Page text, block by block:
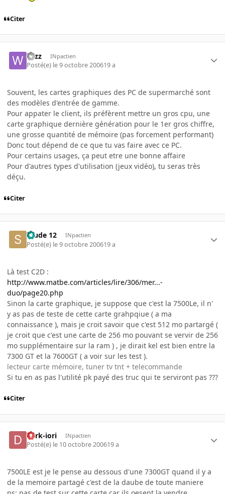
Citer
wizz INpactien
Posté(e) le 9 octobre 200619 a
Souvent, les cartes graphiques des PC de supermarché sont
des modèles d'entrée de gamme.
Pour appater le client, ils préfèrent mettre un gros cpu, une
carte graphique dernière génération pour le 1er gros chiffre,
une grosse quantité de mémoire (pas forcement performant)
Donc tout dépend de ce que tu vas faire avec ce PC.
Pour certains usages, ça peut etre une bonne affaire
Pour d'autres types d'utilisation (jeux vidéo), tu seras très
déçu.
Citer
Stude 12 INpactien
Posté(e) le 9 octobre 200619 a
Là test C2D :
http://www.matbe.com/articles/lire/306/mer...-
duo/page20.php
Sinon la carte graphique, je suppose que c'est la 7500Le, il n'
y as pas de teste de cette carte grahpqiue ( a ma
connaissance ), mais je croit savoir que c'est 512 mo partargé (
je croit que c'est une carte de 256 mo pouvant se vervir de 256
mo supplémentaire sur la ram ) , je dirait kel est bien entre la
7300 GT et la 7600GT ( a voir sur les test ).
lecteur carte mémoire, tuner tv tnt + telecommande
Si tu en as pas l'utilité pk payé des truc qui te serviront pas ???
Citer
dark-iori INpactien
Posté(e) le 10 octobre 200619 a
7500LE est je le pense au dessous d'une 7300GT quand il y a
de la memoire partagé c'est de la daube de toute maniere